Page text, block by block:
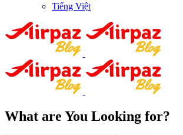
Tiếng Việt
What are You Looking for?